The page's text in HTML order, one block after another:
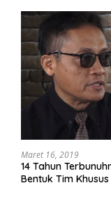
Maret 16, 2019
14 Tahun
Bentuk Tim Khusus